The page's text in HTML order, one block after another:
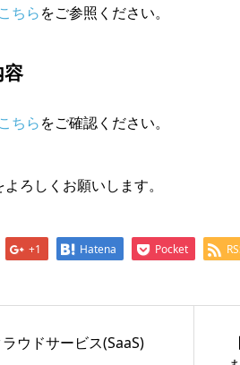
こちらをご参照ください。
こちらをご確認ください。
ろしくお願いします。
+1 Hatena Pocket
ウドサービス(SaaS)